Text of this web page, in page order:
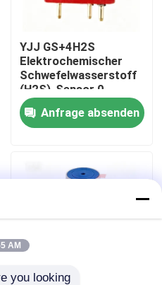
YJJ GS+4H2S
Elektrochemischer
Schwefelwasserstoff
(H2S)-Sensor 0-
100ppm für
industrielle
Gasdetektoren
Anfrage absenden
AM
you looking